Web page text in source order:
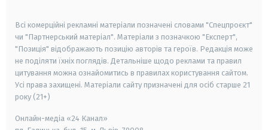
Всі комерційні рекламні матеріали позначені словами "Спецпроєкт"
чи "Партнерський матеріал". Матеріали з позначкою "Експерт",
"Позиція" відображають позицію авторів та героїв. Редакція може
не поділяти їхніх поглядів. Детальніше щодо реклами та правил
цитування можна ознайомитись в правилах користування сайтом.
Усі права захищені. Матеріали сайту призначені для осіб старше 21
року (21+)
Онлайн-медіа «24 Канал»